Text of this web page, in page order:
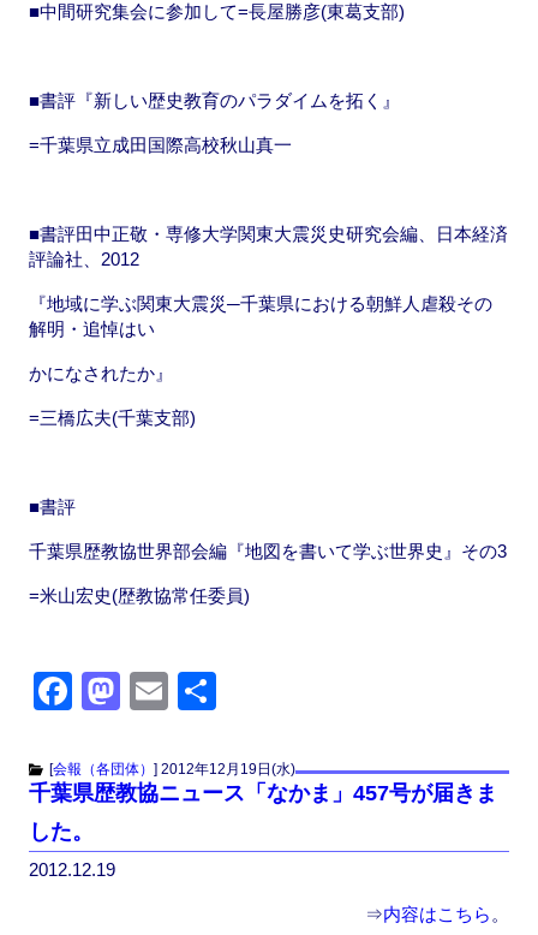
■中間研究集会に参加して=長屋勝彦(東葛支部)
■書評『新しい歴史教育のパラダイムを拓く』
=千葉県立成田国際高校秋山真一
■書評田中正敬・専修大学関東大震災史研究会編、日本経済
評論社、2012
『地域に学ぶ関東大震災─千葉県における朝鮮人虐殺その
解明・追悼はい
かになされたか』
=三橋広夫(千葉支部)
■書評
千葉県歴教協世界部会編『地図を書いて学ぶ世界史』その3
=米山宏史(歴教協常任委員)
F
c
e
b
o
M
st
o
d
E
ail
[会報（各団体） ] 2012年12月19日(水)
千葉県歴教協ニュース「なかま」457号が届きま
した。
2012.12.19
⇒内容はこちら 。